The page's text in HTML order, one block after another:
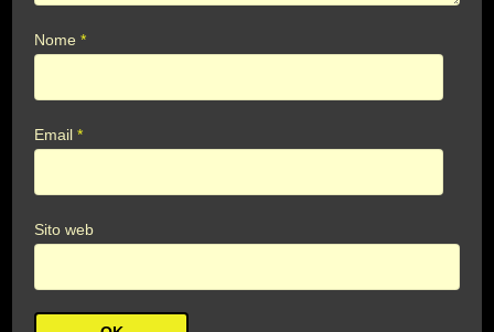
Nome*
Email*
Sito web